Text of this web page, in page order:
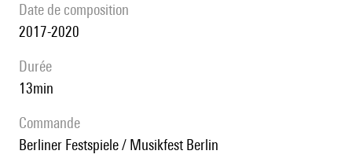
date de composition
2017-2020
durée
13min
Commande
Berliner Festspiele / Musikfest Berlin